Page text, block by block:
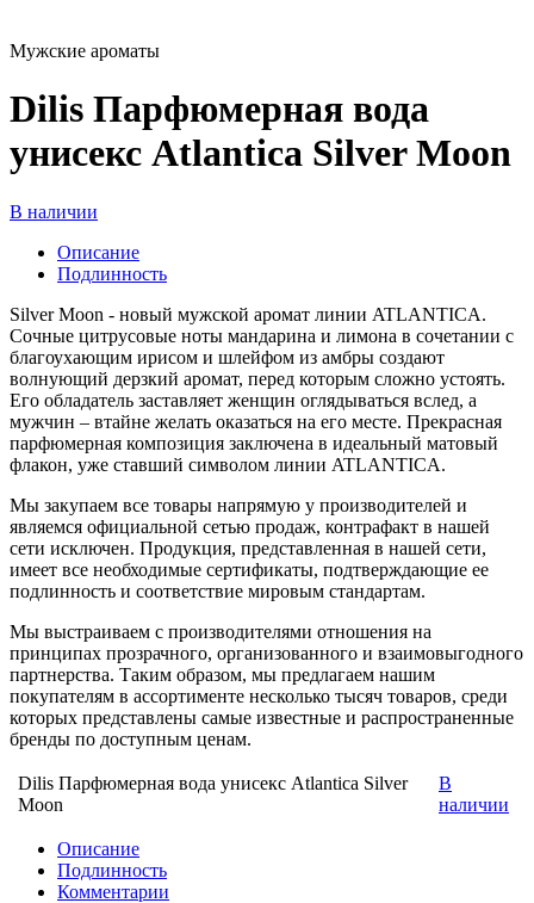
Мужские ароматы
Dilis Парфюмерная вода
унисекс Atlantica Silver Moon
В наличии
Описание
Подлинность
Silver Moon - новый мужской аромат линии ATLANTICA.
Сочные цитрусовые ноты мандарина и лимона в сочетании с
благоухающим ирисом и шлейфом из амбры создают
волнующий дерзкий аромат, перед которым сложно устоять.
Его обладатель заставляет женщин оглядываться вслед, а
мужчин – втайне желать оказаться на его месте. Прекрасная
парфюмерная композиция заключена в идеальный матовый
флакон, уже ставший символом линии ATLANTICA.
Мы закупаем все товары напрямую у производителей и
являемся официальной сетью продаж, контрафакт в нашей
сети исключен. Продукция, представленная в нашей сети,
имеет все необходимые сертификаты, подтверждающие ее
подлинность и соответствие мировым стандартам.
Мы выстраиваем с производителями отношения на
принципах прозрачного, организованного и взаимовыгодного
партнерства. Таким образом, мы предлагаем нашим
покупателям в ассортименте несколько тысяч товаров, среди
которых представлены самые известные и распространенные
бренды по доступным ценам.
Dilis Парфюмерная вода унисекс Atlantica Silver
Moon
В
наличии
Описание
Подлинность
Комментарии